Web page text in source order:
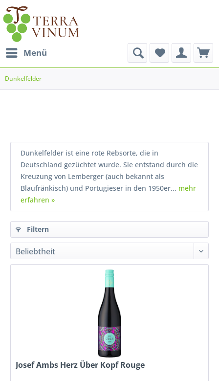
Menü
Dunkelfelder
Dunkelfelder ist eine rote Rebsorte, die in
Deutschland gezüchtet wurde. Sie entstand durch die
Kreuzung von Lemberger (auch bekannt als
Blaufränkisch) und Portugieser in den 1950er... mehr
erfahren »
Filtern
Josef Ambs Herz Über Kopf Rouge